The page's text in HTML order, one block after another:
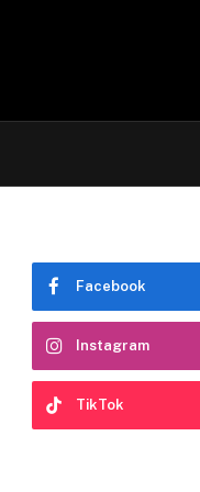
Facebook
Instagram
TikTok